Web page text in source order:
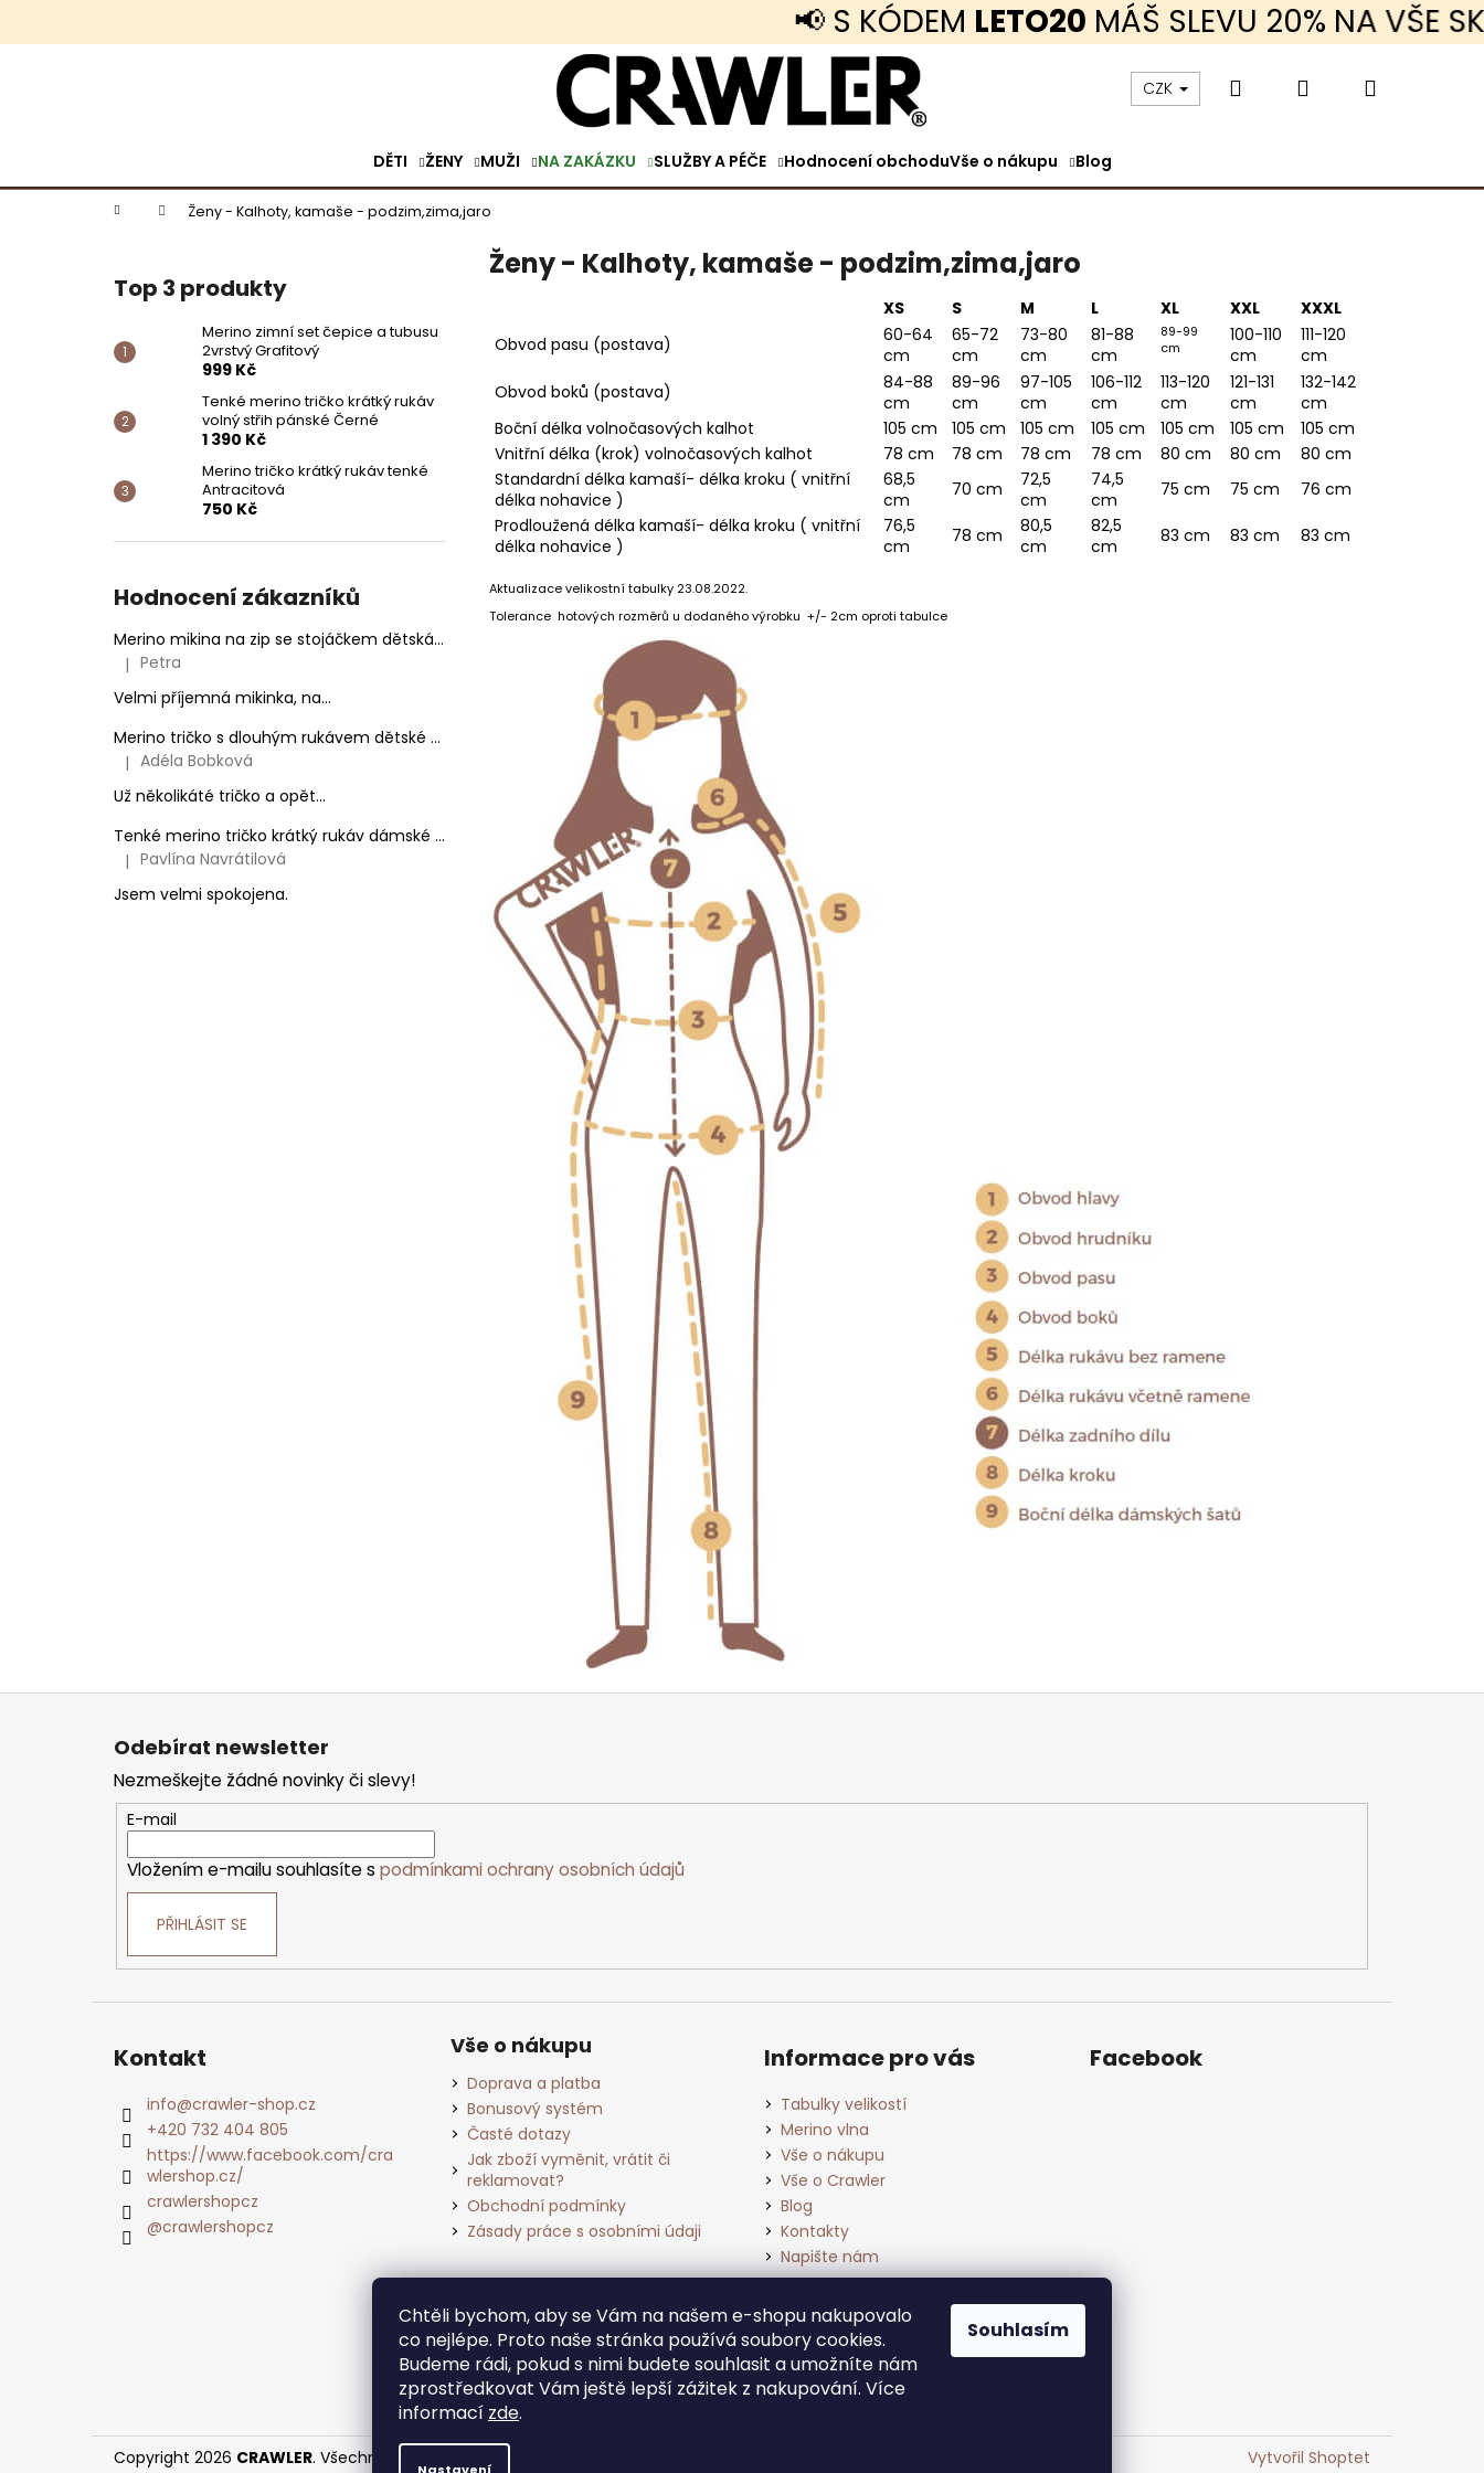
📢 S KÓDEMLETO20MÁŠ SLEVU 20% NA VŠE
Chtěli bychom, aby se Vám na našem e-shopu nakupovalo
co nejlépe. Proto naše stránka používá soubory cookies.
Budeme rádi, pokud s nimi budete souhlasit a umožníte nám
zprostředkovat Vám ještě lepší zážitek z nakupování. Více
informací zde.
Souhlasím
CZK HledatPřihlášeníNákupní
DĚTI ŽENY MUŽI NA ZAKÁZKU SLUŽBY A PÉČE Hodnocení obchoduVše o nákupu Blog
Domů Ženy - Kalhoty, kamaše - podzim,zima,jaro
Top 3 produkty
Merino zimní set čepice a tubusu
2vrstvý Grafitový
999 Kč
Tenké merino tričko krátký rukáv
volný střih pánské Černé
1 390 Kč
Merino tričko krátký rukáv tenké
Antracitová
750 Kč
Hodnocení zákazníků
Merino mikina na zip se stojáčkem dětská Ovečky
Hodnocení produktu je 5 z 5 hvězdiček.
| Petra
Velmi příjemná mikinka, na...
Merino tričko s dlouhým rukávem dětské - na zakázku
Hodnocení produktu je 5 z 5 hvězdiček.
| Adéla Bobková
Už několikáté tričko a opět...
Tenké merino tričko krátký rukáv dámské Černé
Hodnocení produktu je 5 z 5 hvězdiček.
| Pavlína Navrátilová
Jsem velmi spokojena.
Ženy - Kalhoty, kamaše - podzim,zima,jaro
XS S M L XL XXL
XXXL
Obvod pasu (postava)
60-64
cm
65-72
cm
73-80
cm
81-88
cm
89-99
cm
100-110
cm
111-120
cm
Obvod boků (postava)
84-88
cm
89-96
cm
97-105
cm
106-112
cm
113-120
cm
121-131
cm
132-142
cm
Boční délka volnočasových kalhot
105 cm 105 cm 105 cm 105 cm 105 cm 105 cm
105 cm
Vnitřní délka (krok) volnočasových kalhot
78 cm 78 cm 78 cm 78 cm 80 cm 80 cm
80 cm
Standardní délka kamaší- délka kroku ( vnitřní
délka nohavice )
68,5
cm
70 cm
72,5
cm
74,5
cm
75 cm 75 cm
76 cm
Prodloužená délka kamaší- délka kroku ( vnitřní
délka nohavice )
76,5
cm
78 cm
80,5
cm
82,5
cm
83 cm 83 cm 83 cm
Aktualizace velikostní tabulky 23.08.2022.
Tolerance hotových rozměrů u dodaného výrobku +/- 2cm oproti tabulce
š
Co potřebujete najít?
HLEDAT
Doporučujeme
MERINO ZIMNÍ SET ČEPICE A TUBUSU
2VRSTVÝ GRAFITOVÝ
999 Kč
TENKÉ MERINO TRIČKO KRÁTKÝ RUKÁV
VOLNÝ STŘIH PÁNSKÉ ČERNÉ
1 390 Kč
MERINO TRIČKO KRÁTKÝ RUKÁV TENKÉ
ANTRACITOVÁ
750 Kč
Z
Odebírat newsletter
Nezmeškejte žádné novinky či slevy!
E-mail
Vložením e-mailu souhlasíte s podmínkami ochrany osobních údajů
PŘIHLÁSIT SE
Kontakt
info@crawler-shop.cz
+420 732 404 805
https://www.facebook.com/cra
wlershop.cz/
crawlershopcz
@crawlershopcz
Vše o nákupu
Doprava a platba
Bonusový systém
Časté dotazy
Jak zboží vyměnit, vrátit či
reklamovat?
Obchodní podmínky
Zásady práce s osobními údaji
Informace pro vás
Tabulky velikostí
Merino vlna
Vše o nákupu
Vše o Crawler
Blog
Kontakty
Napište nám
Facebook
Vytvořil Shoptet
Copyright 2026 CRAWLER. Všechna práva vyhrazena.